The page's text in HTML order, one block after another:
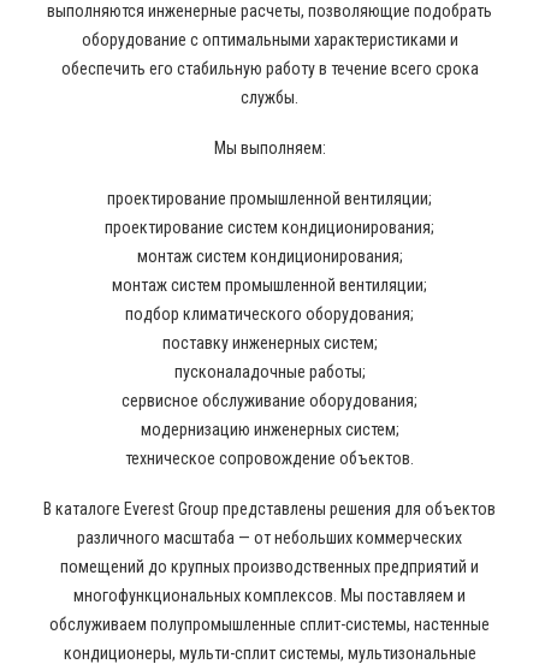
выполняются инженерные расчеты, позволяющие подобрать
оборудование с оптимальными характеристиками и
обеспечить его стабильную работу в течение всего срока
службы.
Мы выполняем:
проектирование промышленной вентиляции;
проектирование систем кондиционирования;
монтаж систем кондиционирования;
монтаж систем промышленной вентиляции;
подбор климатического оборудования;
поставку инженерных систем;
пусконаладочные работы;
сервисное обслуживание оборудования;
модернизацию инженерных систем;
техническое сопровождение объектов.
В каталоге Everest Group представлены решения для объектов
различного масштаба — от небольших коммерческих
помещений до крупных производственных предприятий и
многофункциональных комплексов. Мы поставляем и
обслуживаем полупромышленные сплит-системы, настенные
кондиционеры, мульти-сплит системы, мультизональные